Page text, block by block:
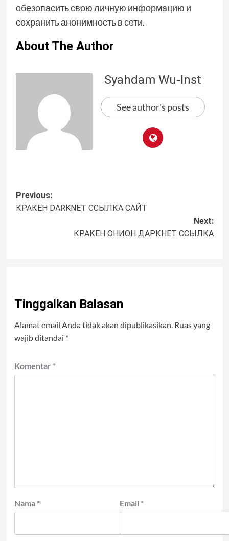
обезопасить свою личную информацию и
сохранить анонимность в сети.
About The Author
Syahdam Wu-Inst
See author's posts
Post
navigation
Previous:
КРАКЕН DARKNET ССЫЛКА САЙТ
Next:
КРАКЕН ОНИОН ДАРКНЕТ ССЫЛКА
Tinggalkan Balasan
Alamat email Anda tidak akan dipublikasikan. Ruas yang
wajib ditandai *
Komentar *
Nama * Email *